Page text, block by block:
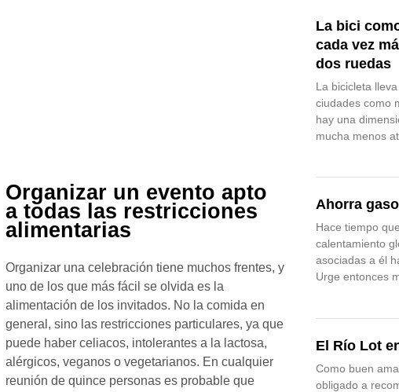
Organizar un evento apto
a todas las restricciones
alimentarias
Organizar una celebración tiene muchos frentes, y
uno de los que más fácil se olvida es la
alimentación de los invitados. No la comida en
general, sino las restricciones particulares, ya que
puede haber celiacos, intolerantes a la lactosa,
alérgicos, veganos o vegetarianos. En cualquier
reunión de quince personas es probable que
La bici
cada vez
dos ruedas
La bicicleta
ciudades como
hay una
mucha menos
Ahorra
Hace tiempo
calentamiento
asociadas a él
Urge entonces
El Río Lot
Como buen
obligado a